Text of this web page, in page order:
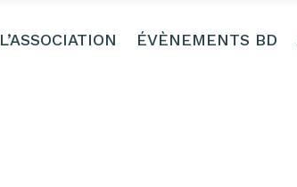
L’ASSOCIATION ÉVÈNEMENTS BD